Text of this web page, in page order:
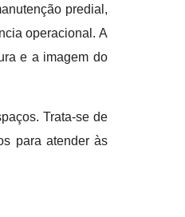
predial,
operacional. A
e a imagem do
Trata-se de
para atender às